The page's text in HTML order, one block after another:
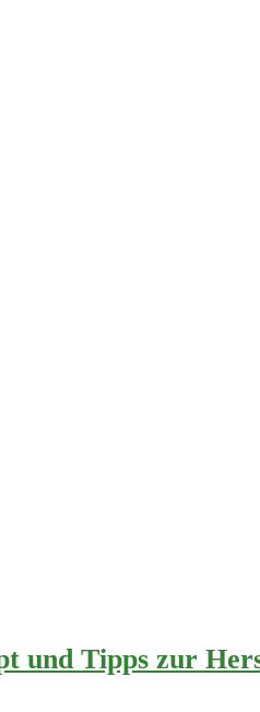
und Tipps zur